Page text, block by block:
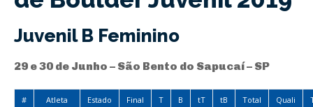
Juvenil B Feminino
29 e 30 de Junho – São Bento do Sapucaí – SP
# Atleta Estado Final T B tT tB Total Quali